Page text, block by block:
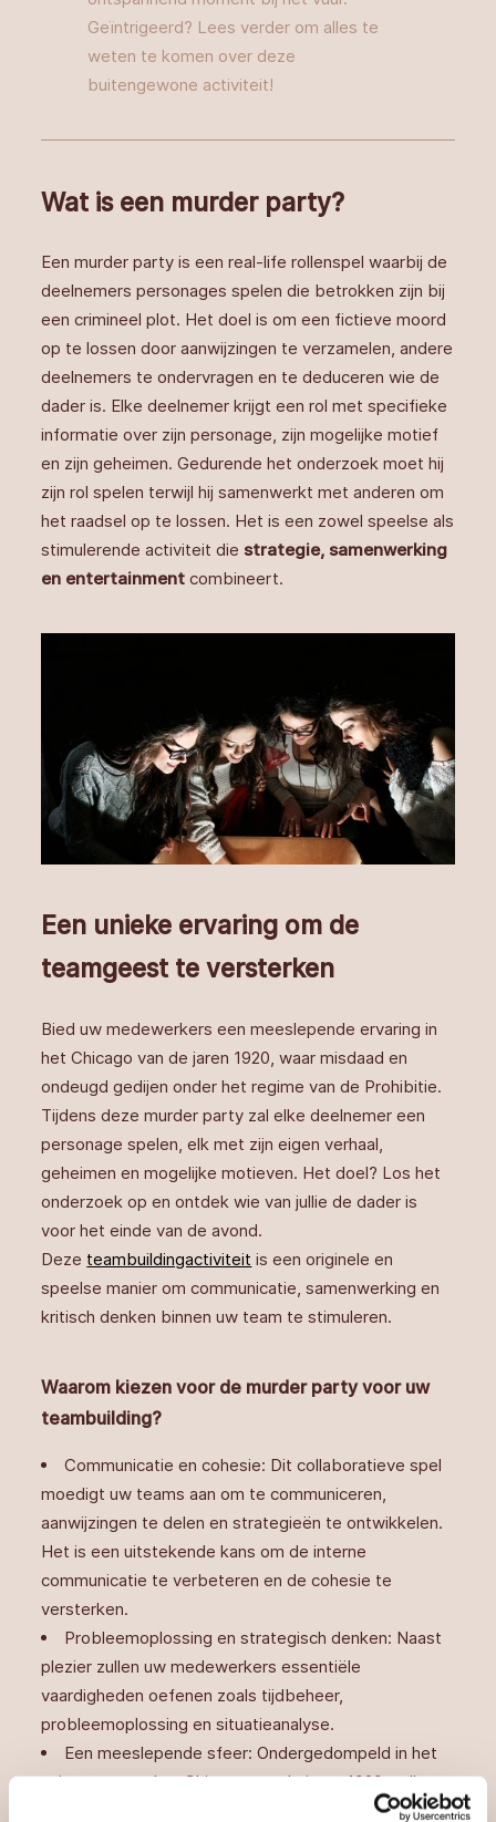
Geïntrigeerd? Lees verder om alles te
weten te komen over deze
buitengewone activiteit!
Wat is een murder party?
Een murder party is een real-life rollenspel waarbij de
deelnemers personages spelen die betrokken zijn bij
een crimineel plot. Het doel is om een fictieve moord
op te lossen door aanwijzingen te verzamelen, andere
deelnemers te ondervragen en te deduceren wie de
dader is. Elke deelnemer krijgt een rol met specifieke
informatie over zijn personage, zijn mogelijke motief
en zijn geheimen. Gedurende het onderzoek moet hij
zijn rol spelen terwijl hij samenwerkt met anderen om
het raadsel op te lossen. Het is een zowel speelse als
stimulerende activiteit diestrategie, samenwerking
en entertainment combineert.
Een unieke ervaring om de
teamgeest te versterken
Bied uw medewerkers een meeslepende ervaring in
het Chicago van de jaren 1920, waar misdaad en
ondeugd gedijen onder het regime van de Prohibitie.
Tijdens deze murder party zal elke deelnemer een
personage spelen, elk met zijn eigen verhaal,
geheimen en mogelijke motieven. Het doel? Los het
onderzoek op en ontdek wie van jullie de dader is
voor het einde van de avond.
Deze teambuildingactiviteit is een originele en
speelse manier om communicatie, samenwerking en
kritisch denken binnen uw team te stimuleren.
Waarom kiezen voor de murder party voor uw
teambuilding?
Communicatie en cohesie: Dit collaboratieve spel
moedigt uw teams aan om te communiceren,
aanwijzingen te delen en strategieën te ontwikkelen.
Het is een uitstekende kans om de interne
communicatie te verbeteren en de cohesie te
versterken.
Probleemoplossing en strategisch denken: Naast
plezier zullen uw medewerkers essentiële
vaardigheden oefenen zoals tijdbeheer,
probleemoplossing en situatieanalyse.
Een meeslepende sfeer: Ondergedompeld in het
universum van het Chicago van de jaren 1920, zullen
uw teams een buitengewone ervaring beleven,